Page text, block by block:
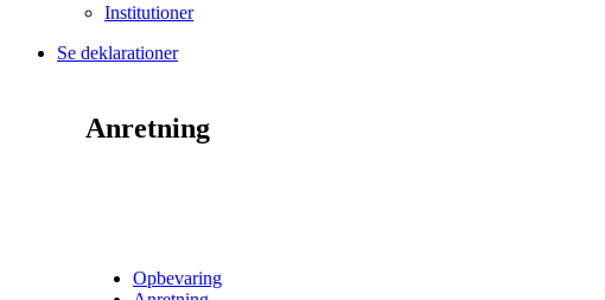
Institutioner
Se deklarationer
Anretning
Opbevaring